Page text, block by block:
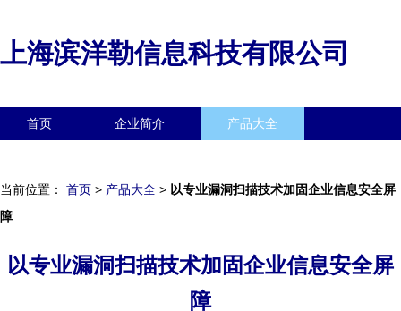
上海滨洋勒信息科技有限公司
首页 企业简介 产品大全
当前位置： 首页 > 产品大全 > 以专业漏洞扫描技术加固企业信息安全屏
障
以专业漏洞扫描技术加固企业信息安全屏
障